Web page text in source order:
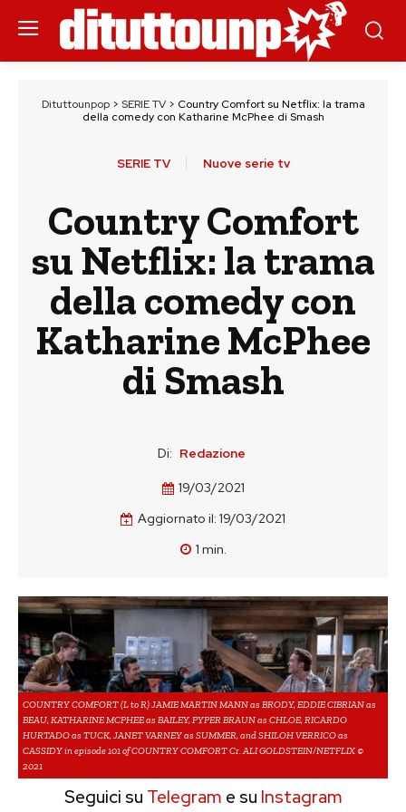
Dituttounpop> SERIE TV> Country Comfort su Netflix: la trama
della comedy con Katharine McPhee di Smash
SERIE TV Nuove serie tv
Country Comfort
su Netflix: la trama
della comedy con
Katharine McPhee
di Smash
Di: Redazione
19/03/2021
Aggiornato il: 19/03/2021
1 min.
COUNTRY COMFORT (L to R) JAMIE MARTIN MANN as BRODY, EDDIE CIBRIAN as
BEAU, KATHARINE MCPHEE as BAILEY, PYPER BRAUN as CHLOE, RICARDO
HURTADO as TUCK, JANET VARNEY as SUMMER, and SHILOH VERRICO as
CASSIDY in episode 101 of COUNTRY COMFORT Cr. ALI GOLDSTEIN/NETFLIX ©
2021
Seguici su Telegram e su Instagram